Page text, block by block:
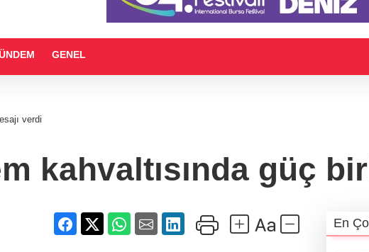
GENEL
verdi
kahvaltısında güç
En